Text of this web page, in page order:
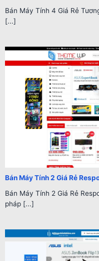
Bán Máy Tính 4 Giá Rẻ
[...]
Bán Máy Tính 2 Giá Rẻ
Bán Máy Tính 2 Giá Rẻ
pháp [...]